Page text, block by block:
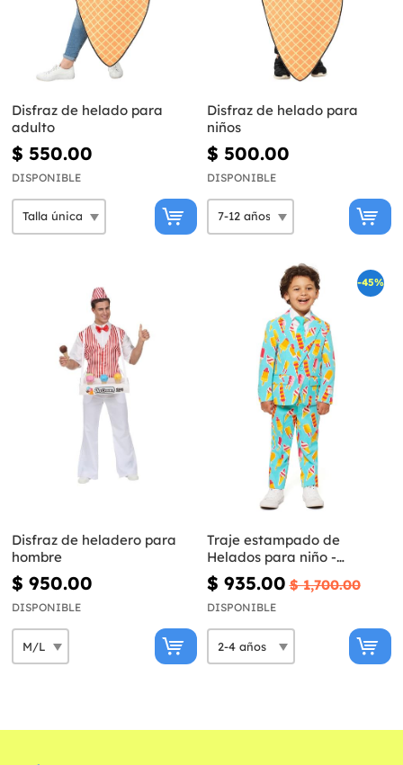
Disfraz de helado para
adulto
$ 550.00
DISPONIBLE
Disfraz de helado para
niños
$ 500.00
DISPONIBLE
Disfraz de heladero para
hombre
$ 950.00
DISPONIBLE
-45%
Traje estampado de
Helados para niño -
Opposuits
$ 935.00 $ 1,700.00
DISPONIBLE